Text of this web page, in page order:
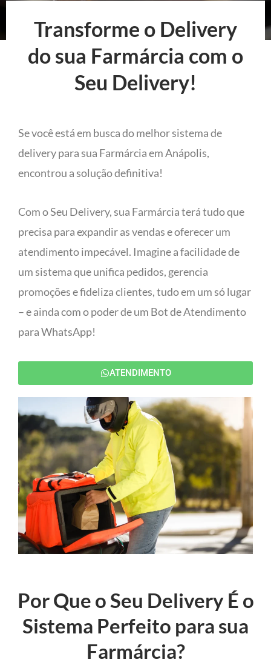
Transforme o Delivery
do sua Farmárcia com o
Seu Delivery!
Se você está em busca do melhor sistema de
delivery para sua Farmárcia em Anápolis,
encontrou a solução definitiva!
Com o Seu Delivery, sua Farmárcia terá tudo que
precisa para expandir as vendas e oferecer um
atendimento impecável. Imagine a facilidade de
um sistema que unifica pedidos, gerencia
promoções e fideliza clientes, tudo em um só lugar
– e ainda com o poder de um Bot de Atendimento
para WhatsApp!
ATENDIMENTO
Por Que o Seu Delivery É o
Sistema Perfeito para sua
Farmárcia?